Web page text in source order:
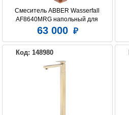
Смеситель ABBER Wasserfall
AF8640MRG напольный для
раковины, розовое золото матовое
63 000
Код: 148980